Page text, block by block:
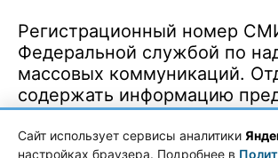
Регистрационный номер
Федеральной службой по
массовых коммуникаций.
содержать информацию
Сайт использует сервисы аналитики
настройках браузера. Подробнее в